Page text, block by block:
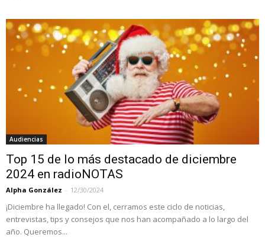
Audiencias
Top 15 de lo más destacado de diciembre
2024 en radioNOTAS
Alpha González - 12/30/2024
¡Diciembre ha llegado! Con el, cerramos este ciclo de noticias,
entrevistas, tips y consejos que nos han acompañado a lo largo del
año. Queremos...